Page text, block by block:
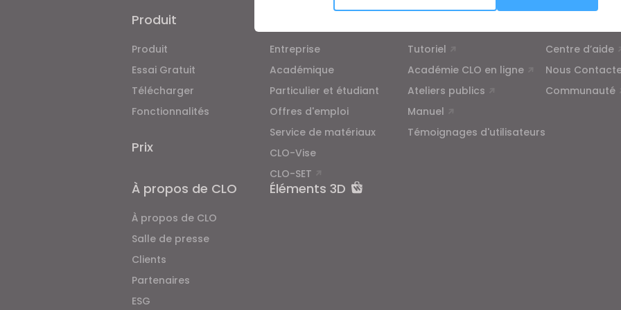
Produit
Produit
Essai Gratuit
Télécharger
Fonctionnalités
Prix
Entreprise
Académique
Particulier et étudiant
Offres d'emploi
Service de matériaux
CLO-Vise
CLO-SET
Tutoriel
Académie CLO en ligne
Ateliers publics
Manuel
Témoignages d'utilisateurs
Centre d’aide
Nous
Communauté
À propos de CLO
À propos de CLO
Salle de presse
Clients
Partenaires
ESG
Éléments 3D
Targeting
If you reject all, some features might not function properly.